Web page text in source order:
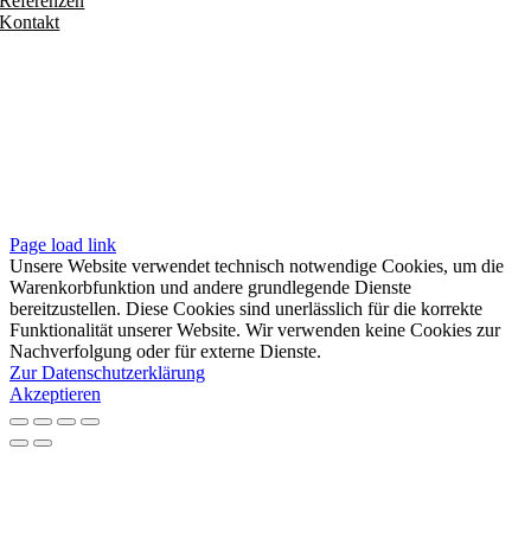
Kontakt
Page load link
Unsere Website verwendet technisch notwendige Cookies, um die
Warenkorbfunktion und andere grundlegende Dienste
bereitzustellen. Diese Cookies sind unerlässlich für die korrekte
Funktionalität unserer Website. Wir verwenden keine Cookies zur
Nachverfolgung oder für externe Dienste.
Zur Datenschutzerklärung
Akzeptieren